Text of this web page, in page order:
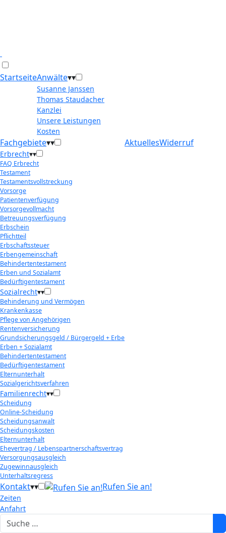
StartseiteAnwälte▾▾
Susanne Janssen
Thomas Staudacher
Kanzlei
Unsere Leistungen
Kosten
Fachgebiete▾▾
Erbrecht▾▾
FAQ Erbrecht
Testament
Testamentsvollstreckung
Vorsorge
Patientenverfügung
Vorsorgevollmacht
Betreuungsverfügung
Erbschein
Pflichtteil
Erbschaftssteuer
Erbengemeinschaft
Behindertentestament
Erben und Sozialamt
Bedürftigentestament
Sozialrecht▾▾
Behinderung und Vermögen
Krankenkasse
Pflege von Angehörigen
Rentenversicherung
Grundsicherungsgeld / Bürgergeld + Erbe
Erben + Sozialamt
Behindertentestament
Bedürftigentestament
Elternunterhalt
Sozialgerichtsverfahren
Familienrecht▾▾
Scheidung
Online-Scheidung
Scheidungsanwalt
Scheidungskosten
Elternunterhalt
Ehevertrag / Lebenspartnerschaftsvertrag
Versorgungsausgleich
Zugewinnausgleich
Unterhaltsregress
AktuellesWiderruf
Kontakt▾▾
Zeiten
Anfahrt
Rufen Sie an!
Suchen